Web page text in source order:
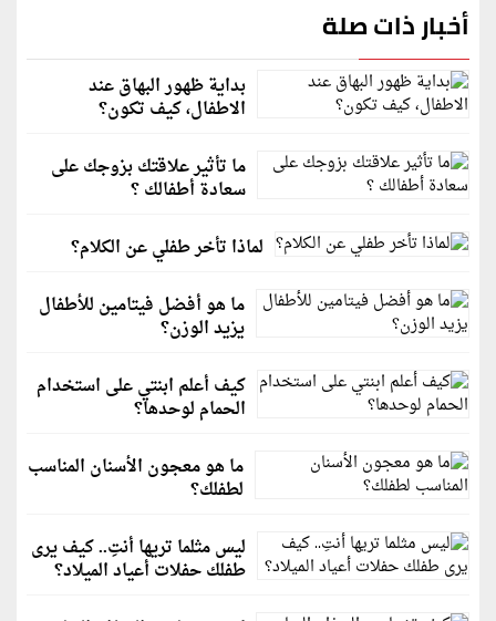
أخبار ذات صلة
بداية ظهور البهاق عند
الاطفال، كيف تكون؟
ما تأثير علاقتك بزوجك على
سعادة أطفالك ؟
لماذا تأخر طفلي عن الكلام؟
ما هو أفضل فيتامين للأطفال
يزيد الوزن؟
كيف أعلم ابنتي على استخدام
الحمام لوحدها؟
ما هو معجون الأسنان المناسب
لطفلك؟
ليس مثلما تريها أنتِ.. كيف يرى
طفلك حفلات أعياد الميلاد؟